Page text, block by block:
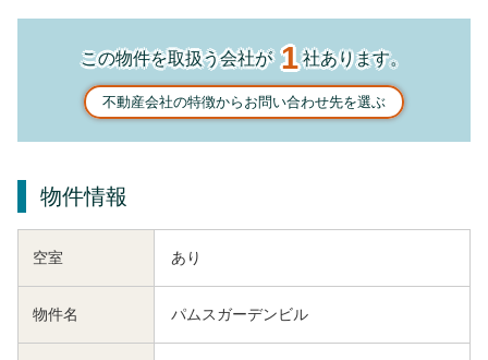
この物件を取扱う会社が1社あります。
不動産会社の特徴からお問い合わせ先を選ぶ
物件情報
空室 あり
物件名 パムスガーデンビル